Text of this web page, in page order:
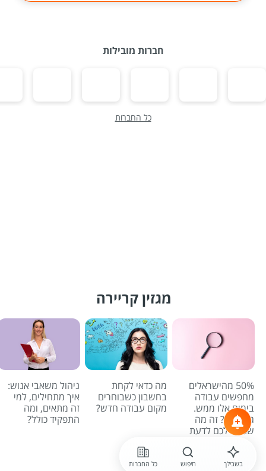
חברות מובילות
כל החברות
מגזין קריירה
50% מהישראלים
מחפשים עבודה
בימים אלו ממש.
גם אתם? זה מה
שכדאי לכם לדעת
מה כדאי לקחת
בחשבון כשבוחרים
מקום עבודה חדש?
ניהול משאבי אנוש:
איך מתחילים, למי
זה מתאים, ומה
התפקיד כולל?
לכל הכתבות
בשבילך חיפוש כל החברות